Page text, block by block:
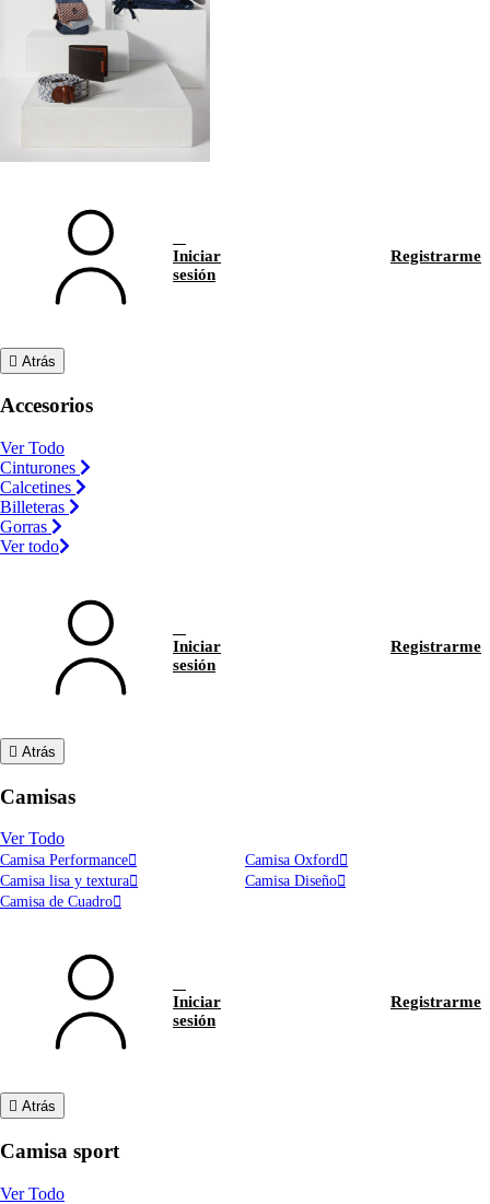
Iniciar
sesión
Registrarme
Atrás
Accesorios
Ver Todo
Cinturones
Calcetines
Billeteras
Gorras
Ver todo
Iniciar
sesión
Registrarme
Atrás
Camisas
Ver Todo
Camisa Performance
Camisa Oxford
Camisa lisa y textura
Camisa Diseño
Camisa de Cuadro
Iniciar
sesión
Registrarme
Atrás
Camisa sport
Ver Todo